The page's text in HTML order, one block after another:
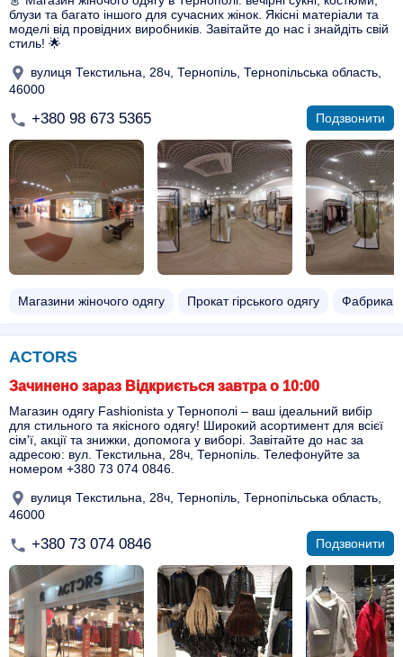
блузи та багато іншого для сучасних жінок. Якісні матеріали та
моделі від провідних виробників. Завітайте до нас і знайдіть свій
стиль! 🌟
вулиця Текстильна, 28ч, Тернопіль, Тернопільська область,
46000
+380 98 673 5365 Подзвонити
Магазини жіночого одягу Прокат гірського одягу Фабрика
ACTORS
Зачинено зараз Відкриється завтра о 10:00
Магазин одягу Fashionista у Тернополі – ваш ідеальний вибір
для стильного та якісного одягу! Широкий асортимент для всієї
сім'ї, акції та знижки, допомога у виборі. Завітайте до нас за
адресою: вул. Текстильна, 28ч, Тернопіль. Телефонуйте за
номером +380 73 074 0846.
вулиця Текстильна, 28ч, Тернопіль, Тернопільська область,
46000
+380 73 074 0846 Подзвонити